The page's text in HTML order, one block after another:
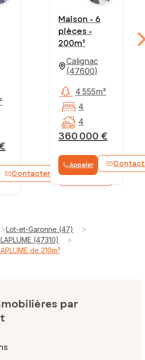
Contacter WhatsApp
Maison - 6
pièces -
200m²
Calignac
(47600)
360 000 €
4 555m²
4
4
Appeler
>Lot-et-Garonne (47) >
(47310) >
de 210m²
par